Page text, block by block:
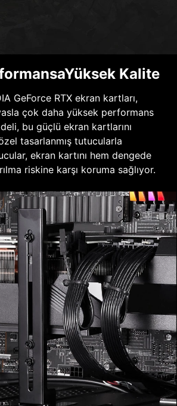
Kalite
GeForce RTX ekran kartları,
çok daha yüksek performans
bu güçlü ekran kartlarını
tasarlanmış tutucularla
ekran kartını hem dengede
riskine karşı koruma sağlıyor.